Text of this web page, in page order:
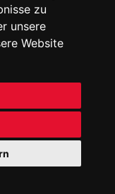
zu
unsere
Website